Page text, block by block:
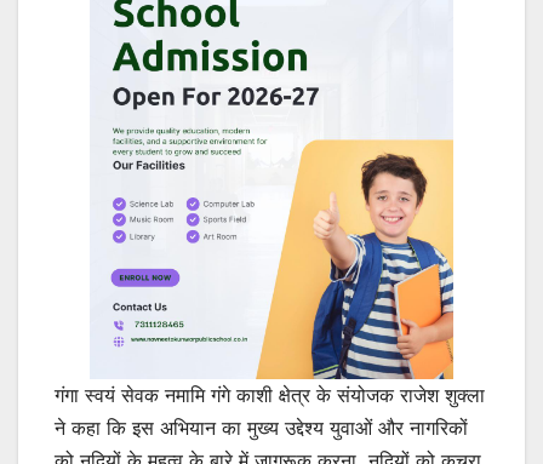
गंगा स्वयं सेवक नमामि गंगे काशी क्षेत्र के संयोजक राजेश शुक्ला
ने कहा कि इस अभियान का मुख्य उद्देश्य युवाओं और नागरिकों